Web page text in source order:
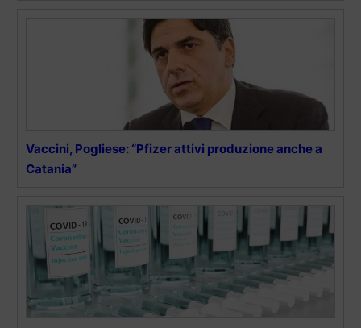
Vaccini, Pogliese: “Pfizer attivi produzione anche a
Catania”